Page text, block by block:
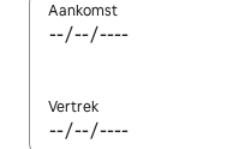
Aankomst
Vertrek